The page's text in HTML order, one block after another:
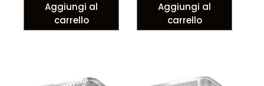
Aggiungi al
carrello
Aggiungi al
carrello